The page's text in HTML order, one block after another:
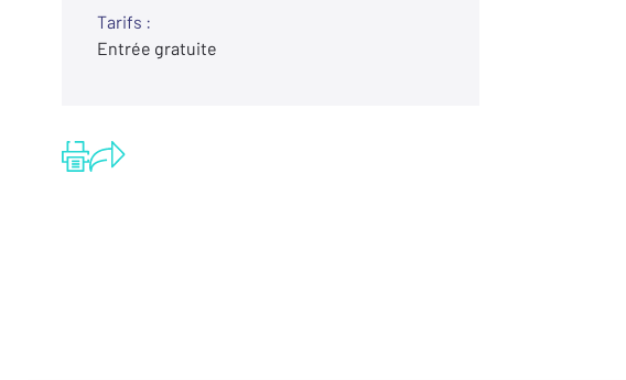
Tarifs :
Entrée gratuite